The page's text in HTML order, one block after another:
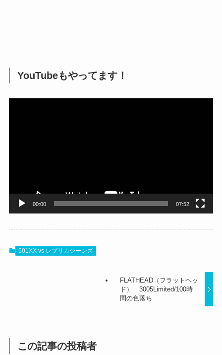
YouTubeもやってます！
00:00 07:52
501XX vs レプリカジーンズ
FLATHEAD（フラットヘッ
ド） 3005Limited/100時
間の色落ち
この記事の投稿者